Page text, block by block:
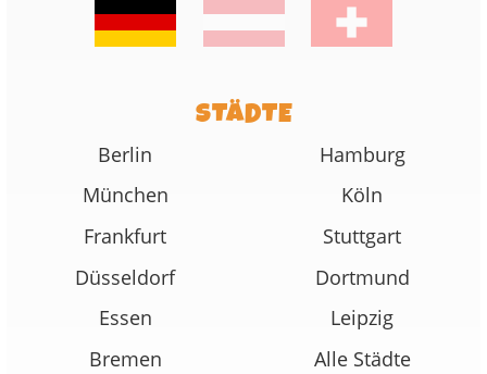
STÄDTE
Berlin
Hamburg
München
Köln
Frankfurt
Stuttgart
Düsseldorf
Dortmund
Essen
Leipzig
Bremen
Alle Städte